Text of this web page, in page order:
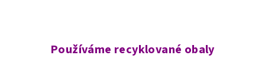
Používáme recyklované obaly